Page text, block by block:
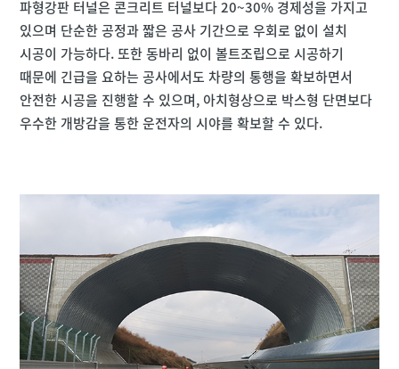
파형강판 터널은 콘크리트 터널보다 20~30% 경제성을 가지고
있으며 단순한 공정과 짧은 공사 기간으로 우회로 없이 설치
시공이 가능하다. 또한 동바리 없이 볼트조립으로 시공하기
때문에 긴급을 요하는 공사에서도 차량의 통행을 확보하면서
안전한 시공을 진행할 수 있으며, 아치형상으로 박스형 단면보다
우수한 개방감을 통한 운전자의 시야를 확보할 수 있다.